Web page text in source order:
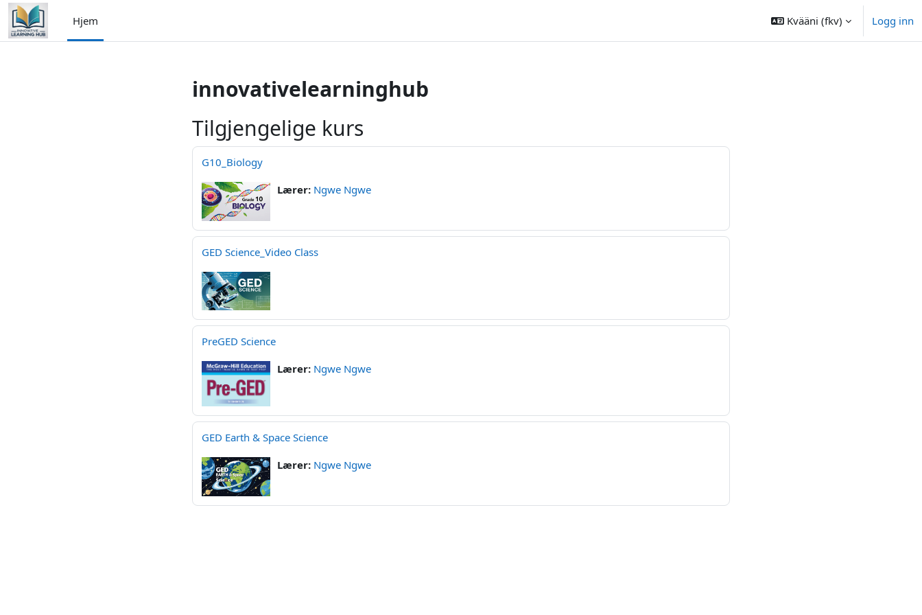
Gå til hovedinnhold
Hjem
Kvääni ‎(fkv)‎ Logg inn
innovativelearninghub
Tilgjengelige kurs
G10_Biology
Lærer: Ngwe Ngwe
GED Science_Video Class
PreGED Science
Lærer: Ngwe Ngwe
GED Earth & Space Science
Lærer: Ngwe Ngwe